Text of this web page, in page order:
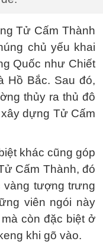
Tử Cấm Thành
chủ yếu khai
Quốc như Chiết
Hồ Bắc. Sau đó,
thủy ra thủ đô
dựng Tử Cấm
khác cũng góp
Cấm Thành, đó
vàng tượng trưng
viên ngói này
còn đặc biệt ở
khi gõ vào.